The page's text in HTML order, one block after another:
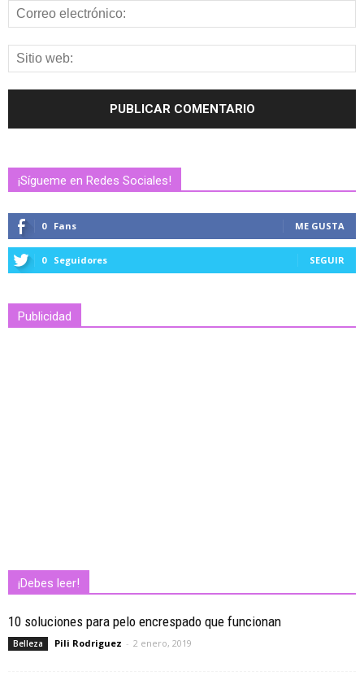
¡Sígueme en Redes Sociales!
0 Fans ME GUSTA
0 Seguidores SEGUIR
Publicidad
¡Debes leer!
10 soluciones para pelo encrespado que funcionan
Belleza Pili Rodriguez - 2 enero, 2019